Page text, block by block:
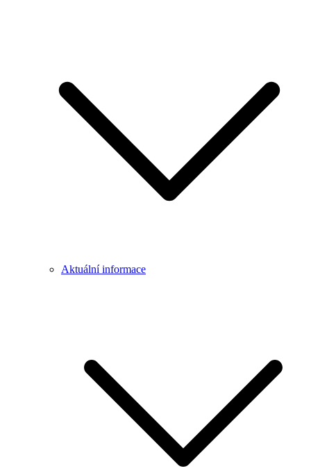
Aktuální informace